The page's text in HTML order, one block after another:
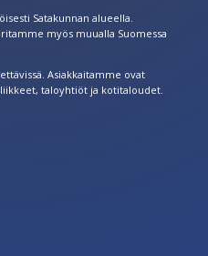
Satakunnan alueella.
myös muualla Suomessa
Asiakkaitamme ovat
taloyhtiöt ja kotitaloudet.